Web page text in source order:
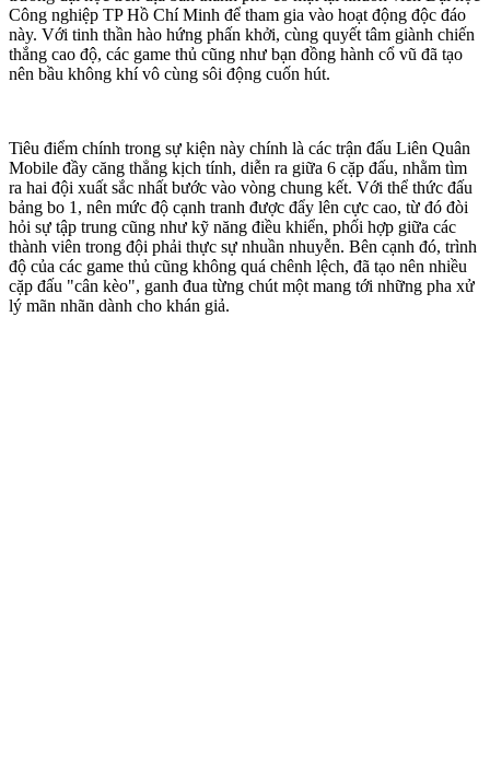
Công nghiệp TP Hồ Chí Minh để tham gia vào hoạt động độc đáo
này. Với tinh thần hào hứng phấn khởi, cùng quyết tâm giành chiến
thắng cao độ, các game thủ cũng như bạn đồng hành cổ vũ đã tạo
nên bầu không khí vô cùng sôi động cuốn hút.
Tiêu điểm chính trong sự kiện này chính là các trận đấu Liên Quân
Mobile đầy căng thẳng kịch tính, diễn ra giữa 6 cặp đấu, nhằm tìm
ra hai đội xuất sắc nhất bước vào vòng chung kết. Với thể thức đấu
bảng bo 1, nên mức độ cạnh tranh được đẩy lên cực cao, từ đó đòi
hỏi sự tập trung cũng như kỹ năng điều khiển, phối hợp giữa các
thành viên trong đội phải thực sự nhuần nhuyễn. Bên cạnh đó, trình
độ của các game thủ cũng không quá chênh lệch, đã tạo nên nhiều
cặp đấu "cân kèo", ganh đua từng chút một mang tới những pha xử
lý mãn nhãn dành cho khán giả.